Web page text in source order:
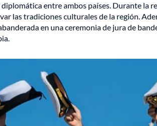
entre ambos países. Durante la
las tradiciones culturales de la región.
en una ceremonia de jura de